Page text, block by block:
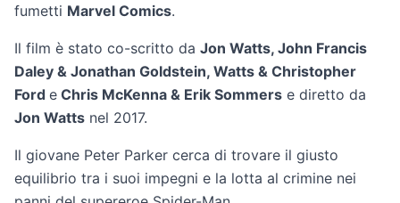
fumetti Marvel Comics.
Il film è stato co-scritto da Jon Watts, John Francis
Daley & Jonathan Goldstein, Watts & Christopher
Ford e Chris McKenna & Erik Sommers e diretto da
Jon Watts nel 2017.
Il giovane Peter Parker cerca di trovare il giusto
equilibrio tra i suoi impegni e la lotta al crimine nei